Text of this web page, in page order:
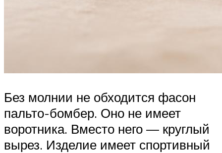
Без молнии не обходится фасон
пальто-бомбер. Оно не имеет
воротника. Вместо него — круглый
вырез. Изделие имеет спортивный